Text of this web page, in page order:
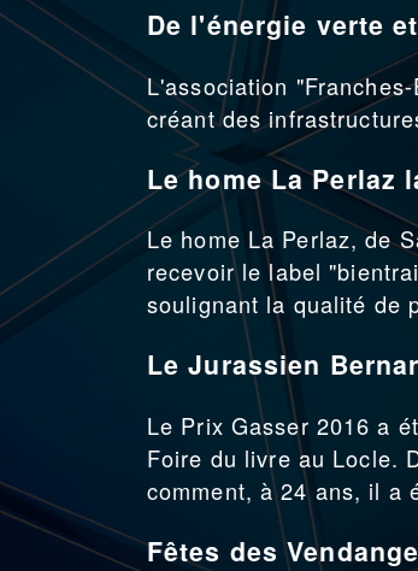
De l'énergie verte
L'association
créant des
Le home La Perlaz
Le home La Perlaz, de
recevoir le label
soulignant la qualité de
Le Jurassien
Le Prix Gasser 2016 a
Foire du livre au Locle.
comment, à 24 ans, il a
Fêtes des